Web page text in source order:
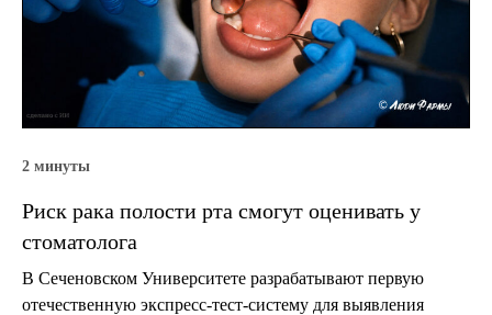
2 минуты
Риск рака полости рта смогут оценивать у
стоматолога
В Сеченовском Университете разрабатывают первую
отечественную экспресс-тест-систему для выявления